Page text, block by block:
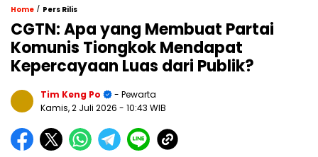
Home / Pers Rilis
CGTN: Apa yang Membuat Partai
Komunis Tiongkok Mendapat
Kepercayaan Luas dari Publik?
Tim Keng Po
- Pewarta
Kamis, 2 Juli 2026 - 10:43 WIB